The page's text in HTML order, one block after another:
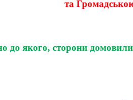
та
до якого, сторони